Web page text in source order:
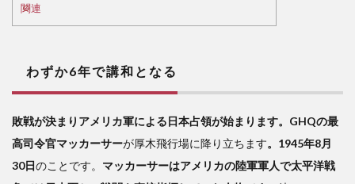
2
講
結ぶ
と同
時
に、
軍事
同盟
を結
関連
わずか6年で講和となる
敗戦が決まりアメリカ軍による日本占領が始まります。GHQの最
高司令官マッカーサーが厚木飛行場に降り立ちます。1945年8月
30日のことです。 マッカーサーはアメリカの陸軍軍人で太平洋戦